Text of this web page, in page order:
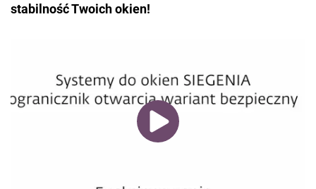
stabilność Twoich okien!